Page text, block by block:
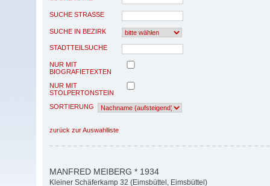
SUCHE STRASSE
SUCHE IN BEZIRK
STADTTEILSUCHE
NUR MIT
BIOGRAFIETEXTEN
NUR MIT
STOLPERTONSTEIN
SORTIERUNG
zurück zur Auswahlliste
MANFRED MEIBERG * 1934
Kleiner Schäferkamp 32 (Eimsbüttel, Eimsbüttel)